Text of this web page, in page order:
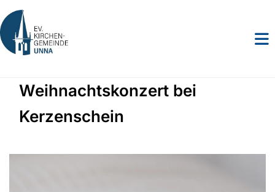
Weihnachtskonzert bei
Kerzenschein